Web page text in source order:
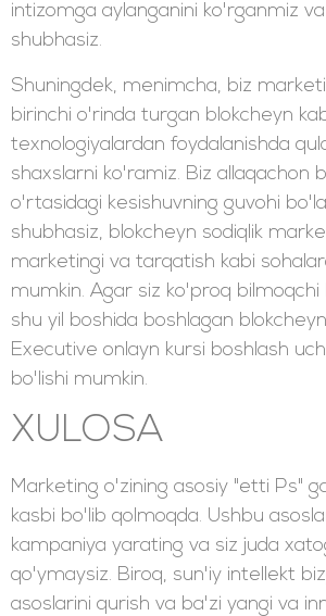
intizomga aylanganini ko'rganmiz
shubhasiz.
Shuningdek, menimcha, biz
birinchi o'rinda turgan blokcheyn
texnologiyalardan foydalanishda
shaxslarni ko'ramiz. Biz allaqachon
o'rtasidagi kesishuvning guvohi
shubhasiz, blokcheyn sodiqlik
marketingi va tarqatish kabi
mumkin. Agar siz ko'proq bilmoqchi
shu yil boshida boshlagan
Executive onlayn kursi boshlash
bo'lishi mumkin.
XULOSA
Marketing o'zining asosiy "etti Ps"
kasbi bo'lib qolmoqda. Ushbu
kampaniya yarating va siz juda
qo'ymaysiz. Biroq, sun'iy intellekt
asoslarini qurish va ba'zi yangi va